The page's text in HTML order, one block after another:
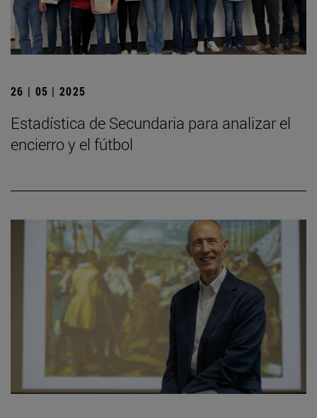
26 | 05 | 2025
Estadística de Secundaria para analizar el
encierro y el fútbol